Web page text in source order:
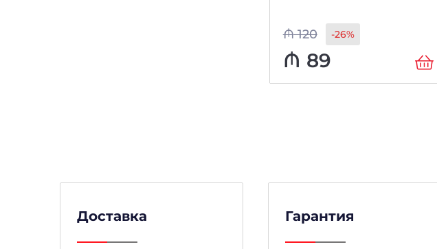
₼120 -26%
₼ 89
Доставка Гарантия